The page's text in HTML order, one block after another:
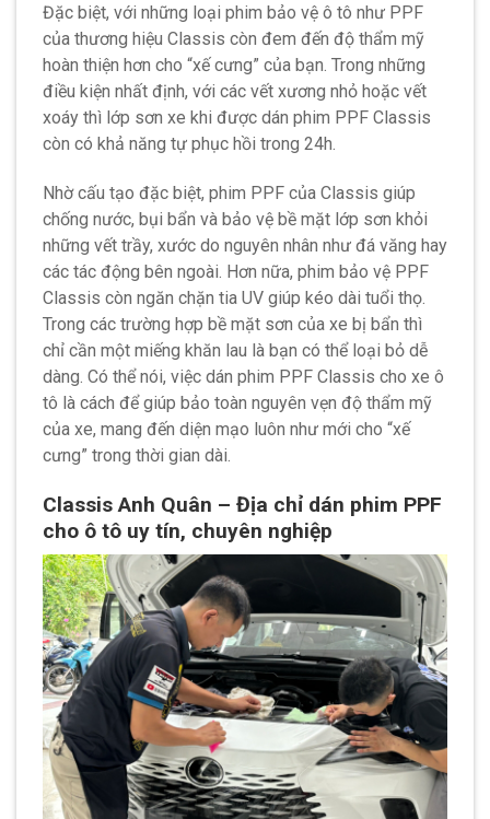
Đặc biệt, với những loại phim bảo vệ ô tô như PPF
của thương hiệu Classis còn đem đến độ thẩm mỹ
hoàn thiện hơn cho “xế cưng” của bạn. Trong những
điều kiện nhất định, với các vết xương nhỏ hoặc vết
xoáy thì lớp sơn xe khi được dán phim PPF Classis
còn có khả năng tự phục hồi trong 24h.
Nhờ cấu tạo đặc biệt, phim PPF của Classis giúp
chống nước, bụi bẩn và bảo vệ bề mặt lớp sơn khỏi
những vết trầy, xước do nguyên nhân như đá văng hay
các tác động bên ngoài. Hơn nữa, phim bảo vệ PPF
Classis còn ngăn chặn tia UV giúp kéo dài tuổi thọ.
Trong các trường hợp bề mặt sơn của xe bị bẩn thì
chỉ cần một miếng khăn lau là bạn có thể loại bỏ dễ
dàng. Có thể nói, việc dán phim PPF Classis cho xe ô
tô là cách để giúp bảo toàn nguyên vẹn độ thẩm mỹ
của xe, mang đến diện mạo luôn như mới cho “xế
cưng” trong thời gian dài.
Classis Anh Quân – Địa chỉ dán phim PPF
cho ô tô uy tín, chuyên nghiệp